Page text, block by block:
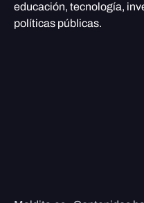
educación, tecnología,
políticas públicas.